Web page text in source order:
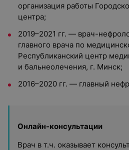
организация работы
центра;
2019–2021 гг. — врач-
главного врача по
Республиканский центр
и бальнеолечения, г. Минск;
2016–2020 гг. — главный
Онлайн-консультации
Врач в т.ч. оказывает